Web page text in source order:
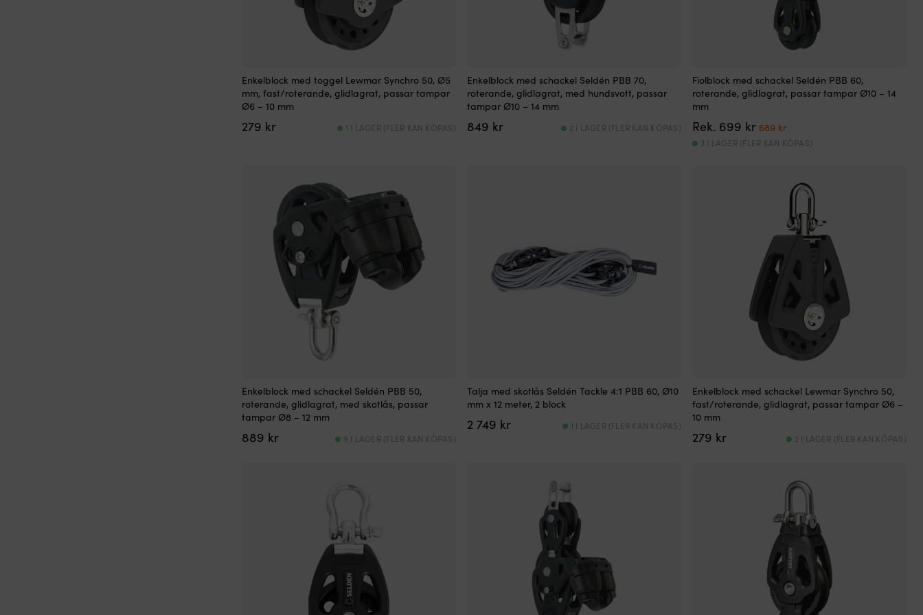
Enkelblock med toggel Lewmar Synchro 50, Ø5
mm, fast/roterande, glidlagrat, passar tampar
Ø6 – 10 mm
279 kr 1 I LAGER (FLER KAN KÖPAS)
Enkelblock med schackel Seldén PBB 70,
roterande, glidlagrat, med hundsvott, passar
tampar Ø10 – 14 mm
849 kr 2 I LAGER (FLER KAN KÖPAS)
Fiolblock med schackel Seldén PBB 60,
roterande, glidlagrat, passar tampar Ø10 – 14
mm
Rek. 699 kr Det
ursprungliga
priset
689 krDet
nuvarande
priset
3 I LAGER (FLER KAN KÖPAS)
Enkelblock med schackel Seldén PBB 50,
roterande, glidlagrat, med skotlås, passar
tampar Ø8 – 12 mm
889 kr 9 I LAGER (FLER KAN KÖPAS)
Talja med skotlås Seldén Tackle 4:1 PBB 60, Ø10
mm x 12 meter, 2 block
2 749 kr 1 I LAGER (FLER KAN KÖPAS)
Enkelblock med schackel Lewmar Synchro 50,
fast/roterande, glidlagrat, passar tampar Ø6 –
10 mm
279 kr 2 I LAGER (FLER KAN KÖPAS)